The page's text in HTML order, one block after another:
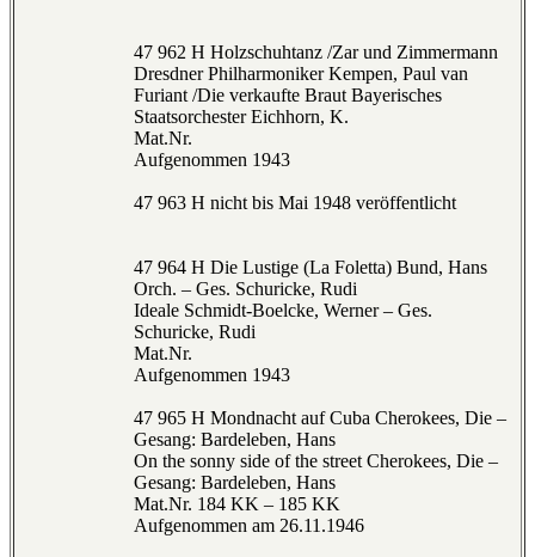
47 962 H Holzschuhtanz /Zar und Zimmermann
Dresdner Philharmoniker Kempen, Paul van
Furiant /Die verkaufte Braut Bayerisches
Staatsorchester Eichhorn, K.
Mat.Nr.
Aufgenommen 1943
47 963 H nicht bis Mai 1948 veröffentlicht
47 964 H Die Lustige (La Foletta) Bund, Hans
Orch. – Ges. Schuricke, Rudi
Ideale Schmidt-Boelcke, Werner – Ges.
Schuricke, Rudi
Mat.Nr.
Aufgenommen 1943
47 965 H Mondnacht auf Cuba Cherokees, Die –
Gesang: Bardeleben, Hans
On the sonny side of the street Cherokees, Die –
Gesang: Bardeleben, Hans
Mat.Nr. 184 KK – 185 KK
Aufgenommen am 26.11.1946